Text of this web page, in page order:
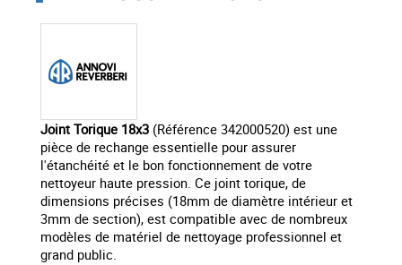
Joint Torique 18x3 (Référence 342000520) est une
pièce de rechange essentielle pour assurer
l'étanchéité et le bon fonctionnement de votre
nettoyeur haute pression. Ce joint torique, de
dimensions précises (18mm de diamètre intérieur et
3mm de section), est compatible avec de nombreux
modèles de matériel de nettoyage professionnel et
grand public.